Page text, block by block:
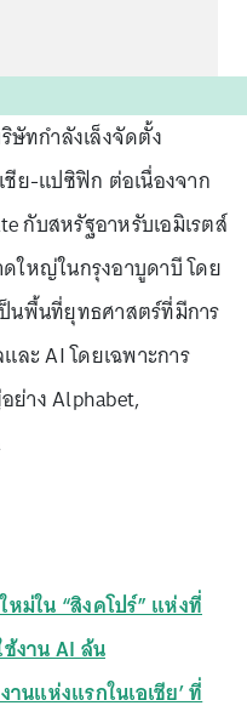
ษัทกำลังเล็งจัดตั้ง
ชีย-แปซิฟิก ต่อเนื่องจาก
กับสหรัฐอาหรับเอมิเรตส์
ใหญ่ในกรุงอาบูดาบี โดย
นพื้นที่ยุทธศาสตร์ที่มีการ
ละ AI โดยเฉพาะการ
าง Alphabet,
ม่ใน “สิงคโปร์” แห่งที่
งาน AI ล้น
นแห่งแรกในเอเชีย’ ที่